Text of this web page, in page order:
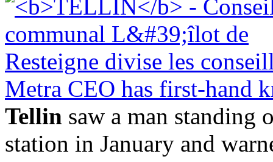
Metra CEO has first-hand
Tellin saw a man standing
station in January and